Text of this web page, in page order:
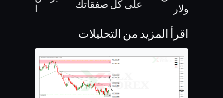
على كل صفقاتك
الايداع
اقرأ المزيد من التحليلات